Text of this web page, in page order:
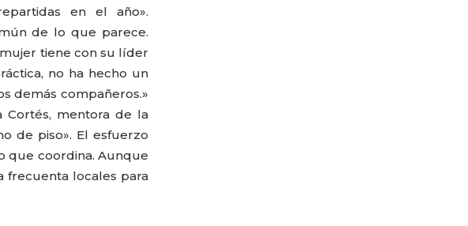
en el año».
de lo que parece.
tiene con su líder
no ha hecho un
demás compañeros.»
Cortés, mentora de la
de piso». El esfuerzo
que coordina. Aunque
frecuenta locales para